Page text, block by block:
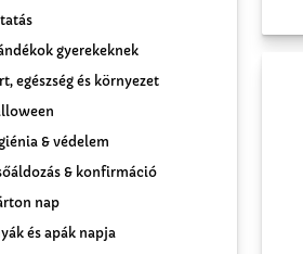
gyerekeknek
egészség és környezet
& védelem
& konfirmáció
nap
és apák napja